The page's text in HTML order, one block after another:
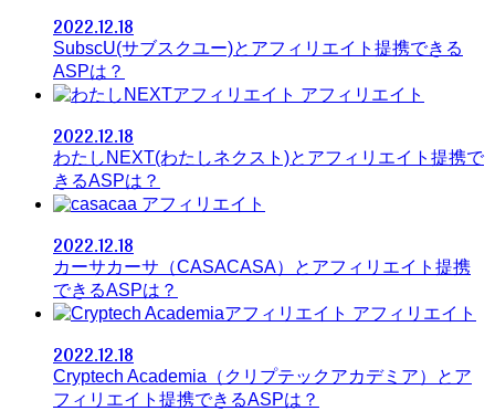
2022.12.18
SubscU(サブスクユー)とアフィリエイト提携できる
ASPは？
アフィリエイト
2022.12.18
わたしNEXT(わたしネクスト)とアフィリエイト提携で
きるASPは？
アフィリエイト
2022.12.18
カーサカーサ（CASACASA）とアフィリエイト提携
できるASPは？
アフィリエイト
2022.12.18
Cryptech Academia（クリプテックアカデミア）とア
フィリエイト提携できるASPは？